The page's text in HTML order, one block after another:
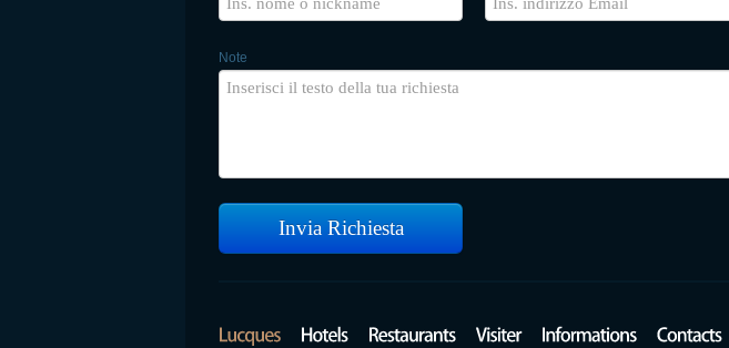
Note
Invia Richiesta